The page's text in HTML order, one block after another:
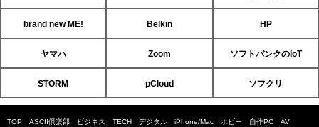
brand new ME! Belkin HP
ヤマハ Zoom ソフトバンクのIoT
STORM pCloud ソフクリ
TOP ASCII倶楽部 ビジネス TECH デジタル iPhone/Mac ホビー 自作PC AV